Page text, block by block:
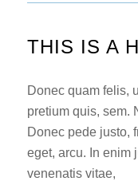
THIS IS A
Donec quam felis,
pretium quis, sem.
Donec pede justo,
eget, arcu. In enim
venenatis vitae,